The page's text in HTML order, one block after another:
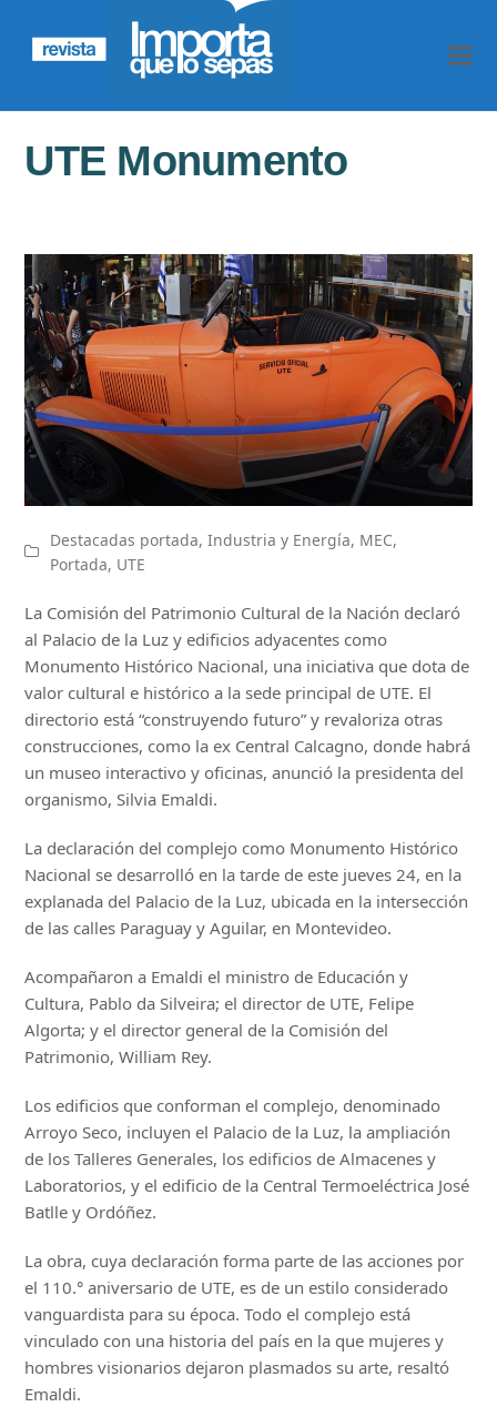
UTE Monumento
Destacadas portada,Industria y Energía, MEC,
Portada, UTE
La Comisión del Patrimonio Cultural de la Nación declaró
al Palacio de la Luz y edificios adyacentes como
Monumento Histórico Nacional, una iniciativa que dota de
valor cultural e histórico a la sede principal de UTE. El
directorio está “construyendo futuro” y revaloriza otras
construcciones, como la ex Central Calcagno, donde habrá
un museo interactivo y oficinas, anunció la presidenta del
organismo, Silvia Emaldi.
La declaración del complejo como Monumento Histórico
Nacional se desarrolló en la tarde de este jueves 24, en la
explanada del Palacio de la Luz, ubicada en la intersección
de las calles Paraguay y Aguilar, en Montevideo.
Acompañaron a Emaldi el ministro de Educación y
Cultura, Pablo da Silveira; el director de UTE, Felipe
Algorta; y el director general de la Comisión del
Patrimonio, William Rey.
Los edificios que conforman el complejo, denominado
Arroyo Seco, incluyen el Palacio de la Luz, la ampliación
de los Talleres Generales, los edificios de Almacenes y
Laboratorios, y el edificio de la Central Termoeléctrica José
Batlle y Ordóñez.
La obra, cuya declaración forma parte de las acciones por
el 110.° aniversario de UTE, es de un estilo considerado
vanguardista para su época. Todo el complejo está
vinculado con una historia del país en la que mujeres y
hombres visionarios dejaron plasmados su arte, resaltó
Emaldi.